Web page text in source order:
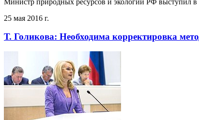
25 мая 2016 г.
Т. Голикова: Необходима корректировка